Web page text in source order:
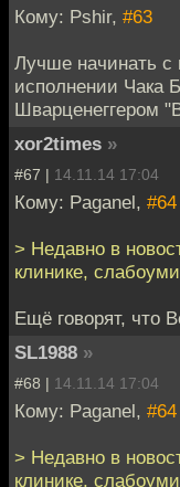
Кому: Pshir, #63
Лучше начинать с
исполнении Чака
Шварценеггером
xor2times »
#67 | 14.11.14 17:04
Кому: Paganel, #64
> Недавно в
клинике,
Ещё говорят, что
SL1988 »
#68 | 14.11.14 17:04
Кому: Paganel, #64
> Недавно в
клинике,